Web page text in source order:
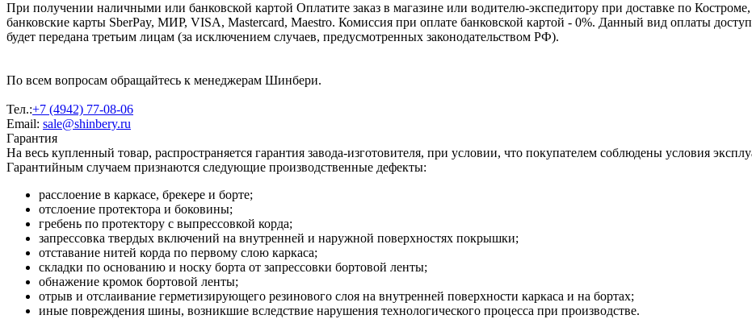
При получении наличными или банковской картой Оплатите заказ в магазине или водителю-экспедитору при доставке по
банковские карты SberPay, МИР, VISA, Mastercard, Maestro. Комиссия при оплате банковской картой - 0%. Данный вид оплаты
будет передана третьим лицам (за исключением случаев, предусмотренных законодательством РФ).
По всем вопросам обращайтесь к менеджерам Шинбери.
Тел.:+7 (4942) 77-08-06
Email: sale@shinbery.ru
Гарантия
На весь купленный товар, распространяется гарантия завода-изготовителя, при условии, что покупателем соблюдены условия
Гарантийным случаем признаются следующие производственные дефекты:
расслоение в каркасе, брекере и борте;
отслоение протектора и боковины;
гребень по протектору с выпрессовкой корда;
запрессовка твердых включений на внутренней и наружной поверхностях покрышки;
отставание нитей корда по первому слою каркаса;
складки по основанию и носку борта от запрессовки бортовой ленты;
обнажение кромок бортовой ленты;
отрыв и отслаивание герметизирующего резинового слоя на внутренней поверхности каркаса и на бортах;
иные повреждения шины, возникшие вследствие нарушения технологического процесса при производстве.